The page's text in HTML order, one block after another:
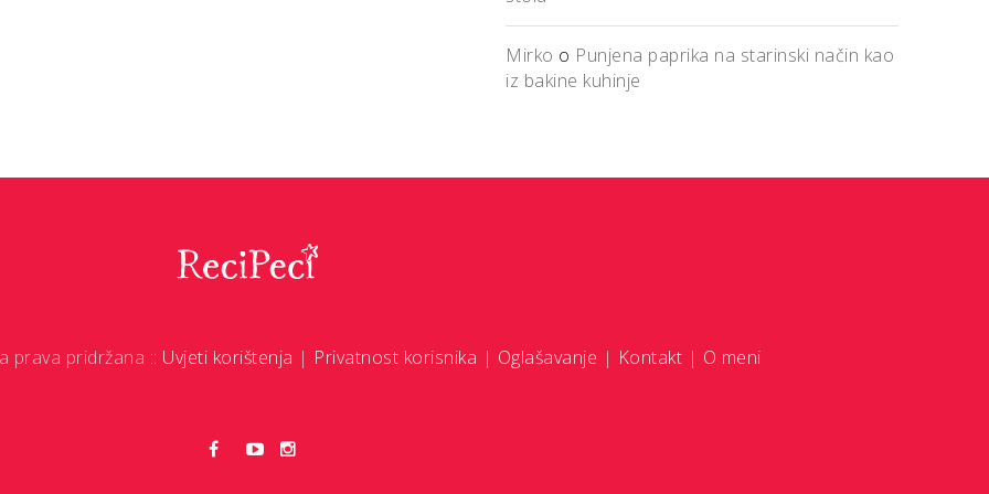
Mirko o Punjena paprika na starinski način kao
iz bakine kuhinje
prava pridržana :: Uvjeti korištenja | Privatnost korisnika | Oglašavanje | Kontakt | O meni